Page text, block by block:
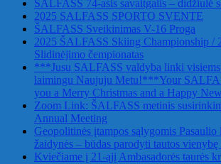
ŠALFASS 74-asis savaitgalis – didžiulė
2025 SALFASS SPORTO SVENTE
ŠALFASS Sveikinimas V-16 Proga
2025 ŠALFASS Skiing Championship /
Slidinėjimo čempionatas
***Jusu SALFASS valdyba linki
laimingu Naujuju Metu!***Your
you a Merry Christmas and a Happy
Zoom Link: ŠALFASS metinis
Annual Meeting
Geopolitinės įtampos sąlygomis
žaidynės – būdas parodyti tautos
Kviečiame į 21-ąjį Ambasadorės taurės